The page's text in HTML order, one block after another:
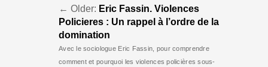
← Older: Eric Fassin. Violences
Policieres : Un rappel à l’ordre de la
domination
Avec le sociologue Eric Fassin, pour comprendre
comment et pourquoi les violences policières sous-